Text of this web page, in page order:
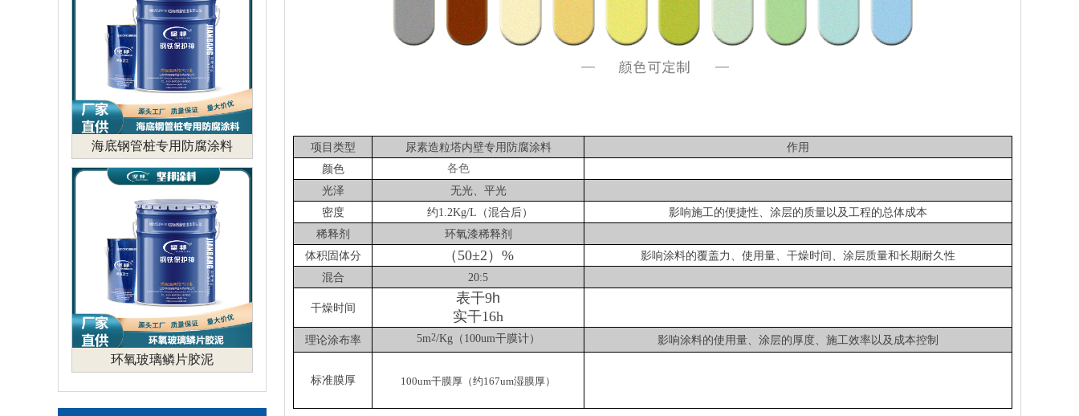
项目类型 尿素造粒塔内壁专用防腐涂料
作用
颜色
各色
光泽
无光、平光
密度
约1.2Kg/L（混合后）
影响施工的便捷性、涂层的质量以及工程的总体成本
稀释剂
环氧漆稀释剂
体积固体分
（50±2）%
影响涂料的覆盖力、使用量、干燥时间、涂层质量和长期耐久性
混合
20:5
干燥时间
表干9h
实干16h
理论涂布率 5m2/Kg（ 100um干膜计） 影响涂料的使用量、涂层的厚度、施工效率以及成本控制
标准膜厚 100um干膜厚（约167um湿膜厚）
海底钢管桩专用防腐涂料
环氧玻璃鳞片胶泥